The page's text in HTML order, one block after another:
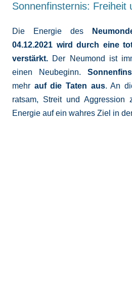
Sonnenfinsternis: Freiheit
Die Energie des
04.12.2021 wird durch eine
verstärkt. Der Neumond ist
einen Neubeginn.
mehr auf die Taten aus. An
ratsam, Streit und Aggression
Energie auf ein wahres Ziel in